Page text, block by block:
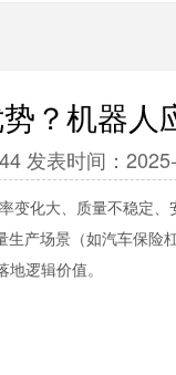
？机器人
发表时间：
化大、质量不稳定
产场景（如汽车保险
逻辑价值。